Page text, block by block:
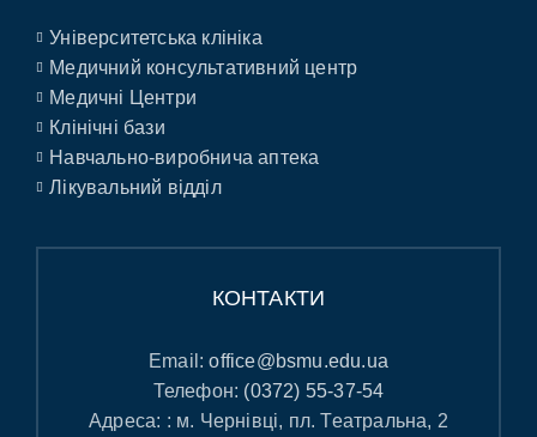
Університетська клініка
Медичний консультативний центр
Медичні Центри
Клінічні бази
Навчально-виробнича аптека
Лікувальний відділ
КОНТАКТИ
Email:office@bsmu.edu.ua
Телефон: (0372) 55-37-54
Адреса: : м. Чернівці, пл. Театральна, 2